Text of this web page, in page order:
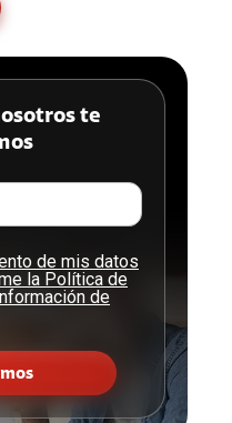
te
de mis datos
la Política de
de